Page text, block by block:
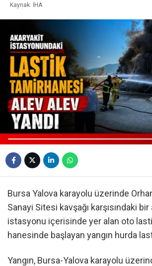
Kaynak: İHA
Bursa Yalova karayolu üzerinde
Sanayi Sitesi kavşağı karşısındaki bir
istasyonu içerisinde yer alan oto
hanesinde başlayan yangın hurda
Yangın, Bursa-Yalova karayolu